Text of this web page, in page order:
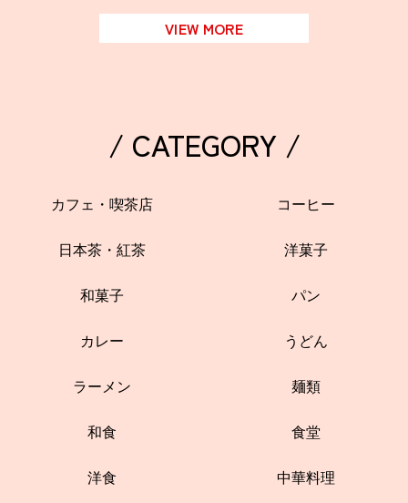
VIEW MORE
/ CATEGORY /
カフェ・喫茶店 コーヒー
日本茶・紅茶 洋菓子
和菓子 パン
カレー うどん
ラーメン 麺類
和食 食堂
洋食 中華料理